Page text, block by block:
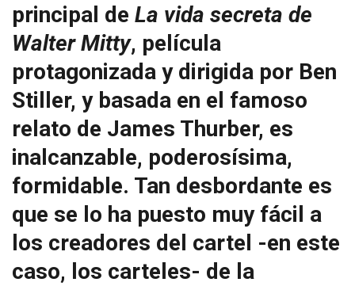
principal de La vida secreta de
Walter Mitty, película
protagonizada y dirigida por Ben
Stiller, y basada en el famoso
relato de James Thurber, es
inalcanzable, poderosísima,
formidable. Tan desbordante es
que se lo ha puesto muy fácil a
los creadores del cartel -en este
caso, los carteles- de la